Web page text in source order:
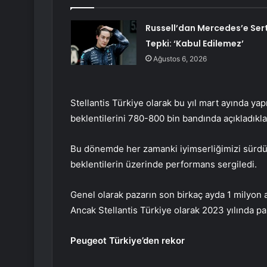
Russell’dan Mercedes’e
Tepki: ‘Kabul Edilemez’
Ağustos 6, 2026
Stellantis Türkiye olarak bu yıl mart ayında
beklentilerini 780-800 bin bandında
Bu dönemde her zamanki iyimserliğimizi
beklentilerin üzerinde performans sergiledi.
Genel olarak pazarın son birkaç ayda 1
Ancak Stellantis Türkiye olarak 2023 yılında
Peugeot Türkiye’den rekor